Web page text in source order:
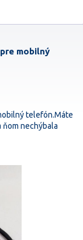
mobilný
telefón.Máte
nechýbala